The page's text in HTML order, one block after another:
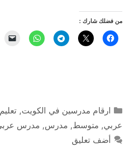
من فضلك شارك :
التصنيفات
ارقام مدرسين في الكويت,
عربي, متوسط, مدرس, مدرس
أضف تعليق